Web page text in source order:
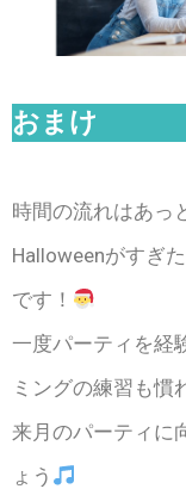
おまけ
時間の流れはあっ
Halloweenがすぎ
です！
一度パーティを経
ミングの練習も慣
来月のパーティに
ょう